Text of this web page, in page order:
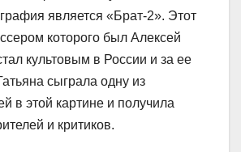
является «Брат-2». Этот
которого был Алексей
культовым в России и за ее
сыграла одну из
в этой картине и получила
и критиков.